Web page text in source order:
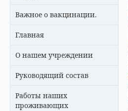
Важное о вакцинации.
Главная
О нашем учреждении
Руководящий состав
Работы наших
проживающих